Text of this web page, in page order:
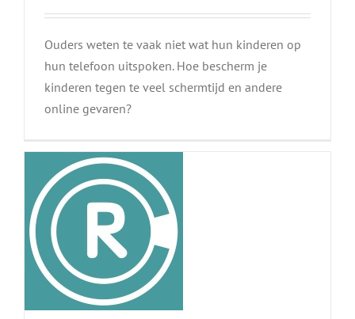
Ouders weten te vaak niet wat hun kinderen op
hun telefoon uitspoken. Hoe bescherm je
kinderen tegen te veel schermtijd en andere
online gevaren?
Kinderen op
sociale media: “Ze
hebben recht op
privacy en